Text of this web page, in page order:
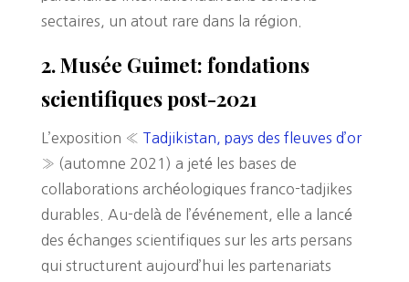
sectaires, un atout rare dans la région.
2. Musée Guimet: fondations
scientifiques post-2021
L’exposition « Tadjikistan, pays des fleuves d’or
» (automne 2021) a jeté les bases de
collaborations archéologiques franco-tadjikes
durables. Au-delà de l’événement, elle a lancé
des échanges scientifiques sur les arts persans
qui structurent aujourd’hui les partenariats